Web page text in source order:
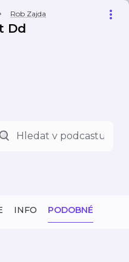
Rob Zajda
Dd
INFO PODOBNÉ